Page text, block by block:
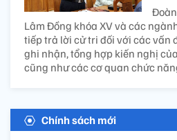
Lâm Đồng khóa XV và các
tiếp trả lời cử tri đối với các vấn
ghi nhận, tổng hợp kiến nghị
cũng như các cơ quan chức
Chính sách mới